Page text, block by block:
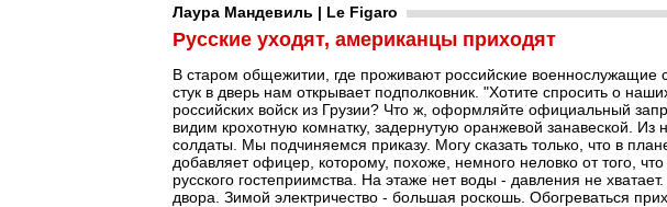
Лаура Мандевиль | Le Figaro
Русские уходят, американцы приходят
В старом общежитии, где проживают российские
стук в дверь нам открывает подполковник. "Хотите спросить о
российских войск из Грузии? Что ж, оформляйте официальный
видим крохотную комнатку, задернутую оранжевой занавеской.
солдаты. Мы подчиняемся приказу. Могу сказать только, что в
добавляет офицер, которому, похоже, немного неловко от того,
русского гостеприимства. На этаже нет воды - давления не
двора. Зимой электричество - большая роскошь. Обогреваться